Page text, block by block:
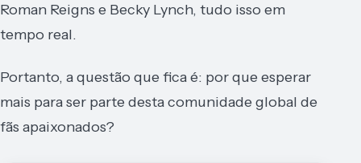
Roman Reigns e Becky Lynch, tudo isso em
tempo real.
Portanto, a questão que fica é: por que esperar
mais para ser parte desta comunidade global de
fãs apaixonados?